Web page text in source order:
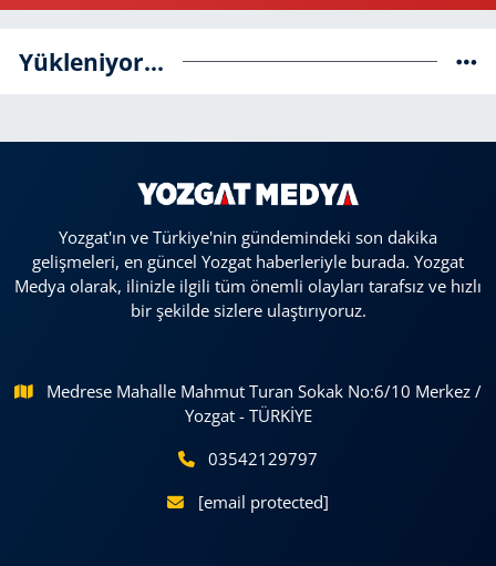
Yükleniyor...
Yozgat'ın ve Türkiye'nin gündemindeki son dakika
gelişmeleri, en güncel Yozgat haberleriyle burada. Yozgat
Medya olarak, ilinizle ilgili tüm önemli olayları tarafsız ve hızlı
bir şekilde sizlere ulaştırıyoruz.
Medrese Mahalle Mahmut Turan Sokak No:6/10 Merkez /
Yozgat - TÜRKİYE
03542129797
[email protected]